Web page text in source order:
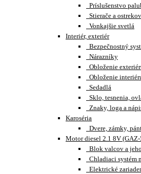
Príslušenstvo
Stierače a
Vonkajšie svetlá
Interiér, exteriér
Bezpečnostný
Nárazníky
Obloženie
Obloženie
Sedadlá
Sklo, tesnenia,
Znaky, loga a
Karoséria
Dvere, zámky,
Motor diesel 2.1 8V
Blok valcov a
Chladiaci systém
Elektrické